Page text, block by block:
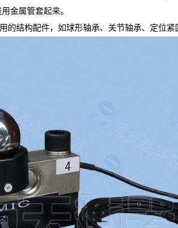
金属管套起来。
的结构配件，如球形轴承、关节轴承、定位紧